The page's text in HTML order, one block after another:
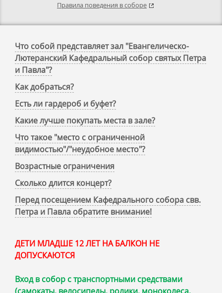
Правила поведения в соборе
Что собой представляет зал "Евангелическо-
Лютеранский Кафедральный собор святых Петра
и Павла"?
Как добраться?
Есть ли гардероб и буфет?
Какие лучше покупать места в зале?
Что такое "место с ограниченной
видимостью"/"неудобное место"?
Возрастные ограничения
Сколько длится концерт?
Перед посещением Кафедрального собора свв.
Петра и Павла обратите внимание!
ДЕТИ МЛАДШЕ 12 ЛЕТ НА БАЛКОН НЕ
ДОПУСКАЮТСЯ
Вход в собор с транспортными средствами